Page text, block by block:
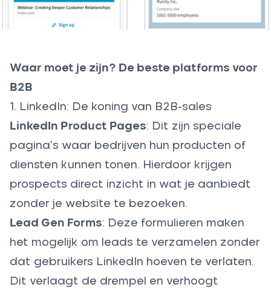
Waar moet je zijn? De beste platforms voor
B2B
1. LinkedIn: De koning van B2B-sales
LinkedIn Product Pages: Dit zijn speciale
pagina's waar bedrijven hun producten of
diensten kunnen tonen. Hierdoor krijgen
prospects direct inzicht in wat je aanbiedt
zonder je website te bezoeken.
Lead Gen Forms: Deze formulieren maken
het mogelijk om leads te verzamelen zonder
dat gebruikers LinkedIn hoeven te verlaten.
Dit verlaagt de drempel en verhoogt